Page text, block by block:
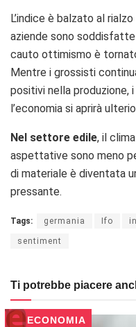
L’indice è balzato al rialzo
aziende sono
cauto ottimismo è
Mentre i grossisti
positivi nella produzione,
l’economia si aprirà
Nel settore edile, il
aspettative sono meno
di materiale è diventata
pressante.
Tags: germania Ifo
sentiment
Ti potrebbe piacere
ECONOMIA